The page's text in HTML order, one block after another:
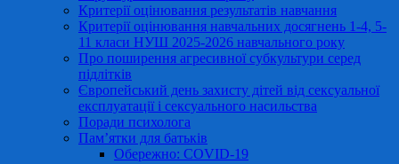
Критерії оцінювання результатів навчання
Критерії оцінювання навчальних досягнень 1-4, 5-
11 класи НУШ 2025-2026 навчального року
Про поширення агресивної субкультури серед
підлітків
Європейський день захисту дітей від сексуальної
експлуатації і сексуального насильства
Поради психолога
Пам’ятки для батьків
Обережно: COVID-19